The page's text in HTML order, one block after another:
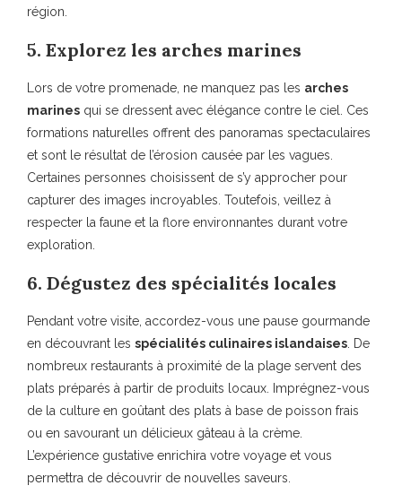
région.
5. Explorez les arches marines
Lors de votre promenade, ne manquez pas les arches
marines qui se dressent avec élégance contre le ciel. Ces
formations naturelles offrent des panoramas spectaculaires
et sont le résultat de l’érosion causée par les vagues.
Certaines personnes choisissent de s’y approcher pour
capturer des images incroyables. Toutefois, veillez à
respecter la faune et la flore environnantes durant votre
exploration.
6. Dégustez des spécialités locales
Pendant votre visite, accordez-vous une pause gourmande
en découvrant les spécialités culinaires islandaises. De
nombreux restaurants à proximité de la plage servent des
plats préparés à partir de produits locaux. Imprégnez-vous
de la culture en goûtant des plats à base de poisson frais
ou en savourant un délicieux gâteau à la crème.
L’expérience gustative enrichira votre voyage et vous
permettra de découvrir de nouvelles saveurs.